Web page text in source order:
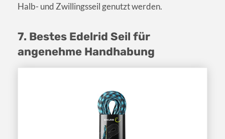
Halb- und Zwillingsseil genutzt werden.
7. Bestes Edelrid Seil für
angenehme Handhabung